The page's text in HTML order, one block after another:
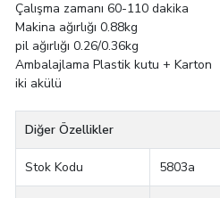
Çalışma zamanı 60-110 dakika
Makina ağırlığı 0.88kg
pil ağırlığı 0.26/0.36kg
Ambalajlama Plastik kutu + Karton
iki akülü
Diğer Özellikler
Stok Kodu 5803a